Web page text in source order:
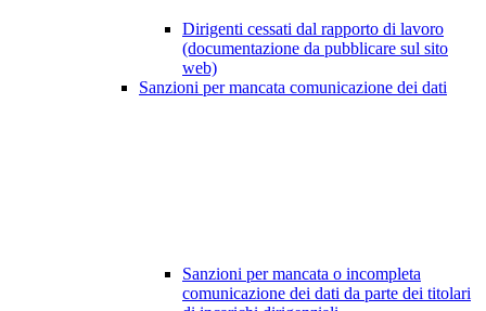
Dirigenti cessati dal rapporto di lavoro
(documentazione da pubblicare sul sito
web)
Sanzioni per mancata comunicazione dei dati
Sanzioni per mancata o incompleta
comunicazione dei dati da parte dei titolari